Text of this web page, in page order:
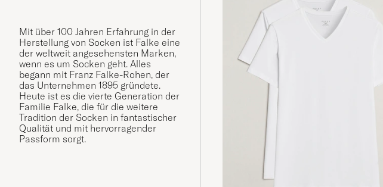
Mit über 100 Jahren Erfahrung in der
Herstellung von Socken ist Falke eine
der weltweit angesehensten Marken,
wenn es um Socken geht. Alles
begann mit Franz Falke-Rohen, der
das Unternehmen 1895 gründete.
Heute ist es die vierte Generation der
Familie Falke, die für die weitere
Tradition der Socken in fantastischer
Qualität und mit hervorragender
Passform sorgt.